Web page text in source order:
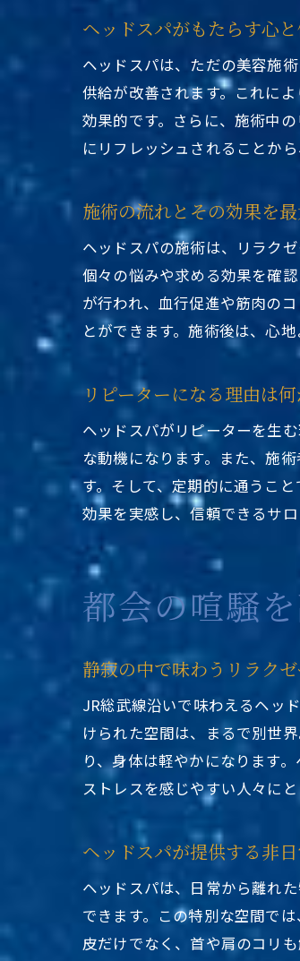
ヘッドスパがもたらす心
ヘッドスパは、ただの美容施
供給が改善されます。これに
効果的です。さらに、施術中
にリフレッシュされることか
施術の流れとその効果を
ヘッドスパの施術は、リラク
個々の悩みや求める効果を確
が行われ、血行促進や筋肉の
とができます。施術後は、心
リピーターになる理由は何
ヘッドスパがリピーターを生
な動機になります。また、施
す。そして、定期的に通うこ
効果を実感し、信頼できるサ
都会の喧騒
静寂の中で味わうリラク
JR総武線沿いで味わえるヘッ
けられた空間は、まるで別世
り、身体は軽やかになります
ストレスを感じやすい人々に
ヘッドスパが提供する非
ヘッドスパは、日常から離れ
できます。この特別な空間で
皮だけでなく、首や肩のコリ